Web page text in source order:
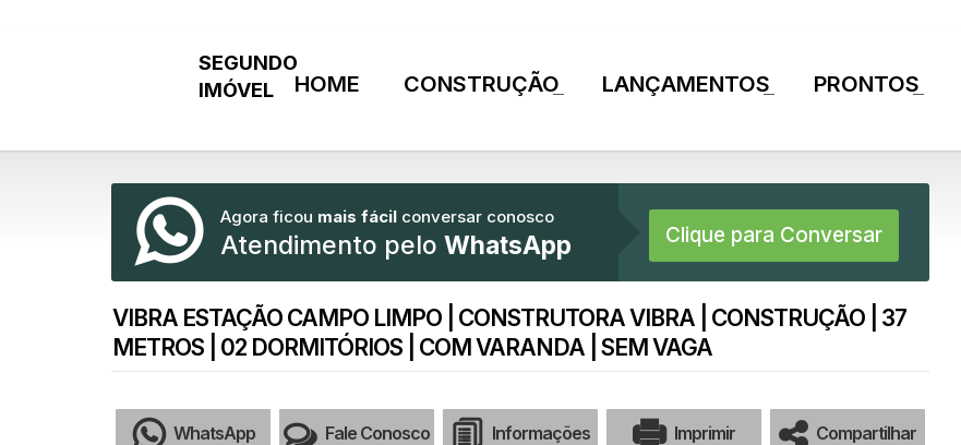
PRONTOS
LANÇAMENTOS
CONSTRUÇÃO
HOME
Agora ficou mais fácil conversar conosco
Atendimento pelo WhatsApp Clique para Conversar
VIBRA ESTAÇÃO CAMPO LIMPO | CONSTRUTORA VIBRA | CONSTRUÇÃO | 37
METROS | 02 DORMITÓRIOS | COM VARANDA | SEM VAGA
WhatsApp Fale Conosco Informações Imprimir Compartilhar